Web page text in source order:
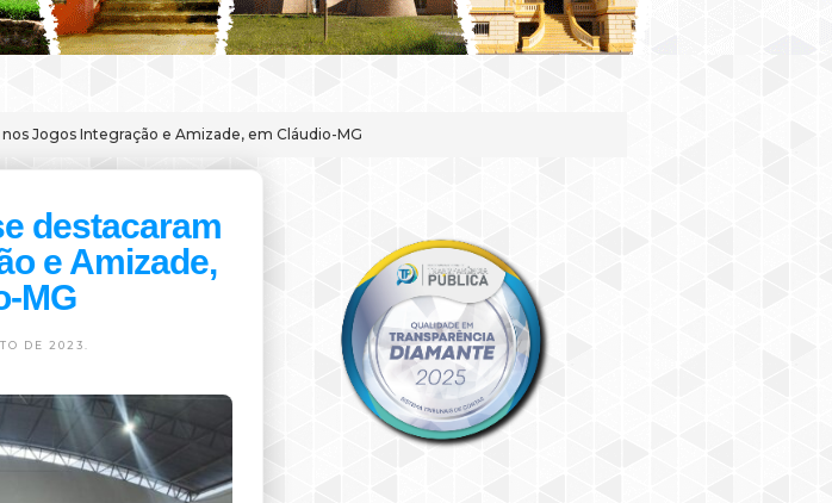
Jogos Integração e Amizade, em Cláudio-MG
destacaram
e Amizade,
MG
DE 2023.